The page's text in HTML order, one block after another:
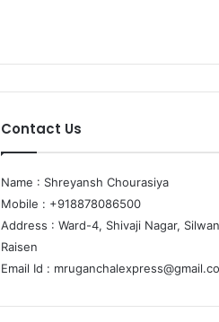
Contact Us
Name : Shreyansh Chourasiya
Mobile : +918878086500
Address : Ward-4, Shivaji Nagar,
Raisen
Email Id :